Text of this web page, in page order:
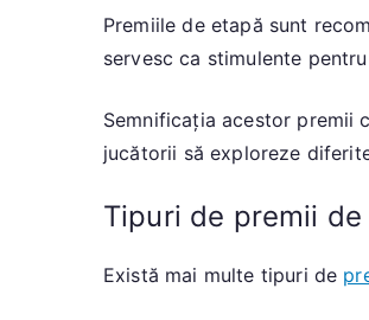
Premiile de etapă sunt
servesc ca stimulente
Semnificația acestor premii
jucătorii să exploreze
Tipuri de premii
Există mai multe tipuri de